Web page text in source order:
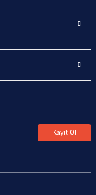
Kayıt Ol